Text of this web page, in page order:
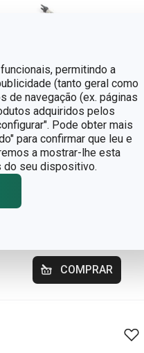
permitindo a
(tanto geral como
de navegação (ex. páginas
adquiridos pelos
Pode obter mais
para confirmar que leu e
a mostrar-lhe esta
do seu dispositivo.
Cortador de queijo
COMPRAR